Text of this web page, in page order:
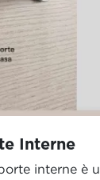
Interne
interne è